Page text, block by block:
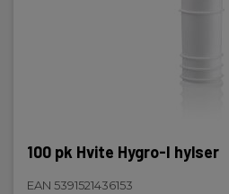
100 pk Hvite Hygro-I hylser
EAN 5391521436153